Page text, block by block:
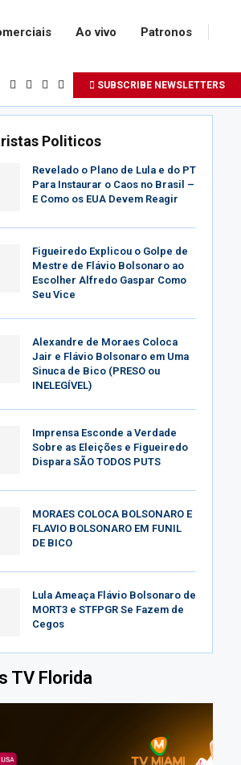
Ao vivo Patronos
SUBSCRIBE NEWSLETTERS
Politicos
Revelado o Plano de Lula e do PT
Para Instaurar o Caos no Brasil –
E Como os EUA Devem Reagir
Figueiredo Explicou o Golpe de
Mestre de Flávio Bolsonaro ao
Escolher Alfredo Gaspar Como
Seu Vice
Alexandre de Moraes Coloca
Jair e Flávio Bolsonaro em Uma
Sinuca de Bico (PRESO ou
INELEGÍVEL)
Imprensa Esconde a Verdade
Sobre as Eleições e Figueiredo
Dispara SÃO TODOS PUTS
MORAES COLOCA BOLSONARO E
FLAVIO BOLSONARO EM FUNIL
DE BICO
Lula Ameaça Flávio Bolsonaro de
MORT3 e STFPGR Se Fazem de
Cegos
TV Florida